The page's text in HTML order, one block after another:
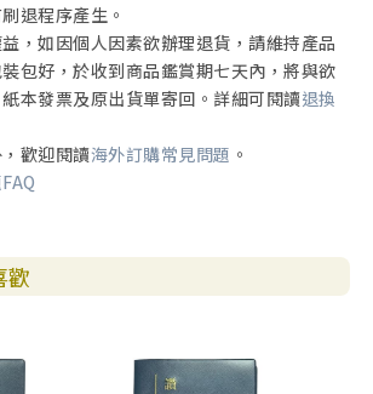
退程序產生。
，如因個人因素欲辦理退貨，請維持產品
包好，於收到商品鑑賞期七天內，將與欲
本發票及原出貨單寄回。詳細可閱讀退換
歡迎閱讀海外訂購常見問題 。
歡